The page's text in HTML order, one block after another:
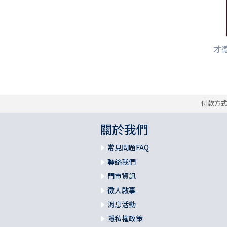
才
付款方
關於我們
常見問題FAQ
聯絡我們
門市資訊
徵人啟事
消息活動
隱私權政策